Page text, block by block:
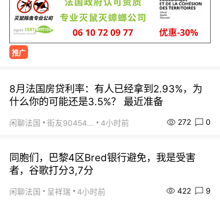
推广
8月法国房贷利率：有人已经拿到2.93%，为
什么你的可能还是3.5%？ 最近准备
闲聊法国 街友90454511 4小时前 272 0
同胞们，巴黎4区Bred银行避免，我是受害
者，谷歌打分3,7分
闲聊法国 呈祥瑞 4小时前 422 9